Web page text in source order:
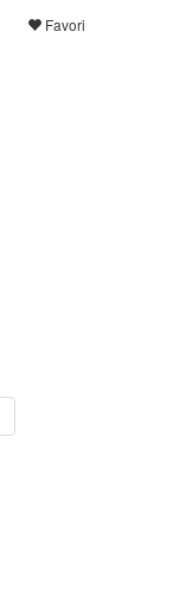
Favori